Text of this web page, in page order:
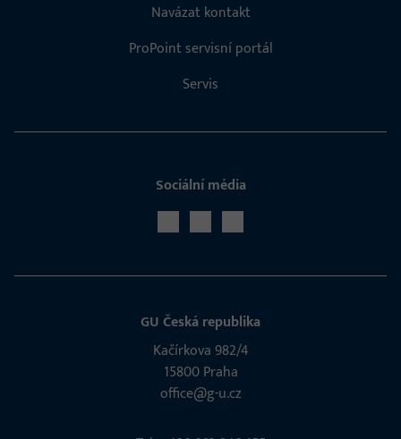
Navázat kontakt
ProPoint servisní portál
Servis
Sociální média
GU Česká republika
Kačírkova 982/4
15800 Praha
office@g-u.cz